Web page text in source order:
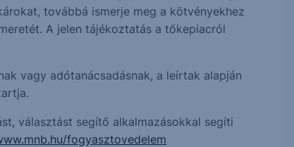
továbbá ismerje meg a kötvényekhez
A jelen tájékoztatás a tőkepiacról
vagy adótanácsadásnak, a leírtak alapján
választást segítő alkalmazásokkal segíti
fogyasztovedelem